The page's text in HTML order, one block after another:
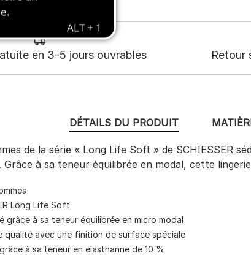
en 3-5 jours ouvrables Retour
DÉTAILS DU PRODUIT
de la série « Long Life Soft » de SCHIESSER
à sa teneur équilibrée en modal, cette
Long Life Soft
grâce à sa teneur équilibrée en micro modal
qualité avec une finition de surface spéciale
à sa teneur en élasthanne de 10 %